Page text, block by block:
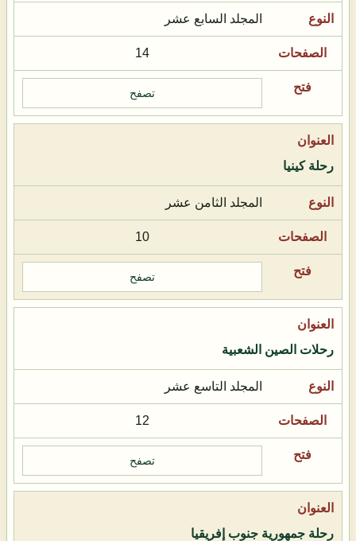
المجلد السابع عشر
14
تصفح
رحلة كينيا
المجلد الثامن عشر
10
تصفح
رحلات الصين الشعبية
المجلد التاسع عشر
12
تصفح
رحلة جمهورية جنوب إفريقيا